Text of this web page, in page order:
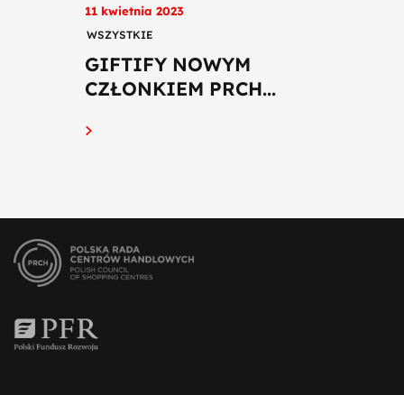
11 kwietnia 2023
WSZYSTKIE
GIFTIFY NOWYM
CZŁONKIEM PRCH...